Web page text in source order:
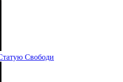
Свободи